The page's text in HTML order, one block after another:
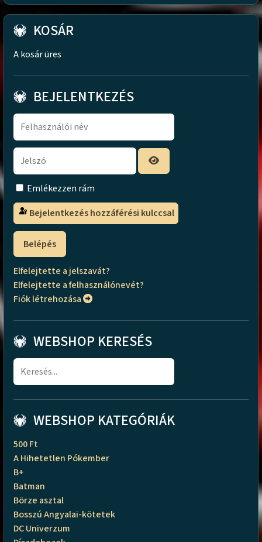
KOSÁR
A kosár üres
BEJELENTKEZÉS
Emlékezzen rám
Bejelentkezés hozzáférési kulccsal
Belépés
Elfelejtette a jelszavát?
Elfelejtette a felhasználónevét?
Fiók létrehozása
WEBSHOP KERESÉS
WEBSHOP KATEGÓRIÁK
500 Ft
A Hihetetlen Pókember
B+
Batman
Börze asztal
Bosszú Angyalai-kötetek
DC Univerzum